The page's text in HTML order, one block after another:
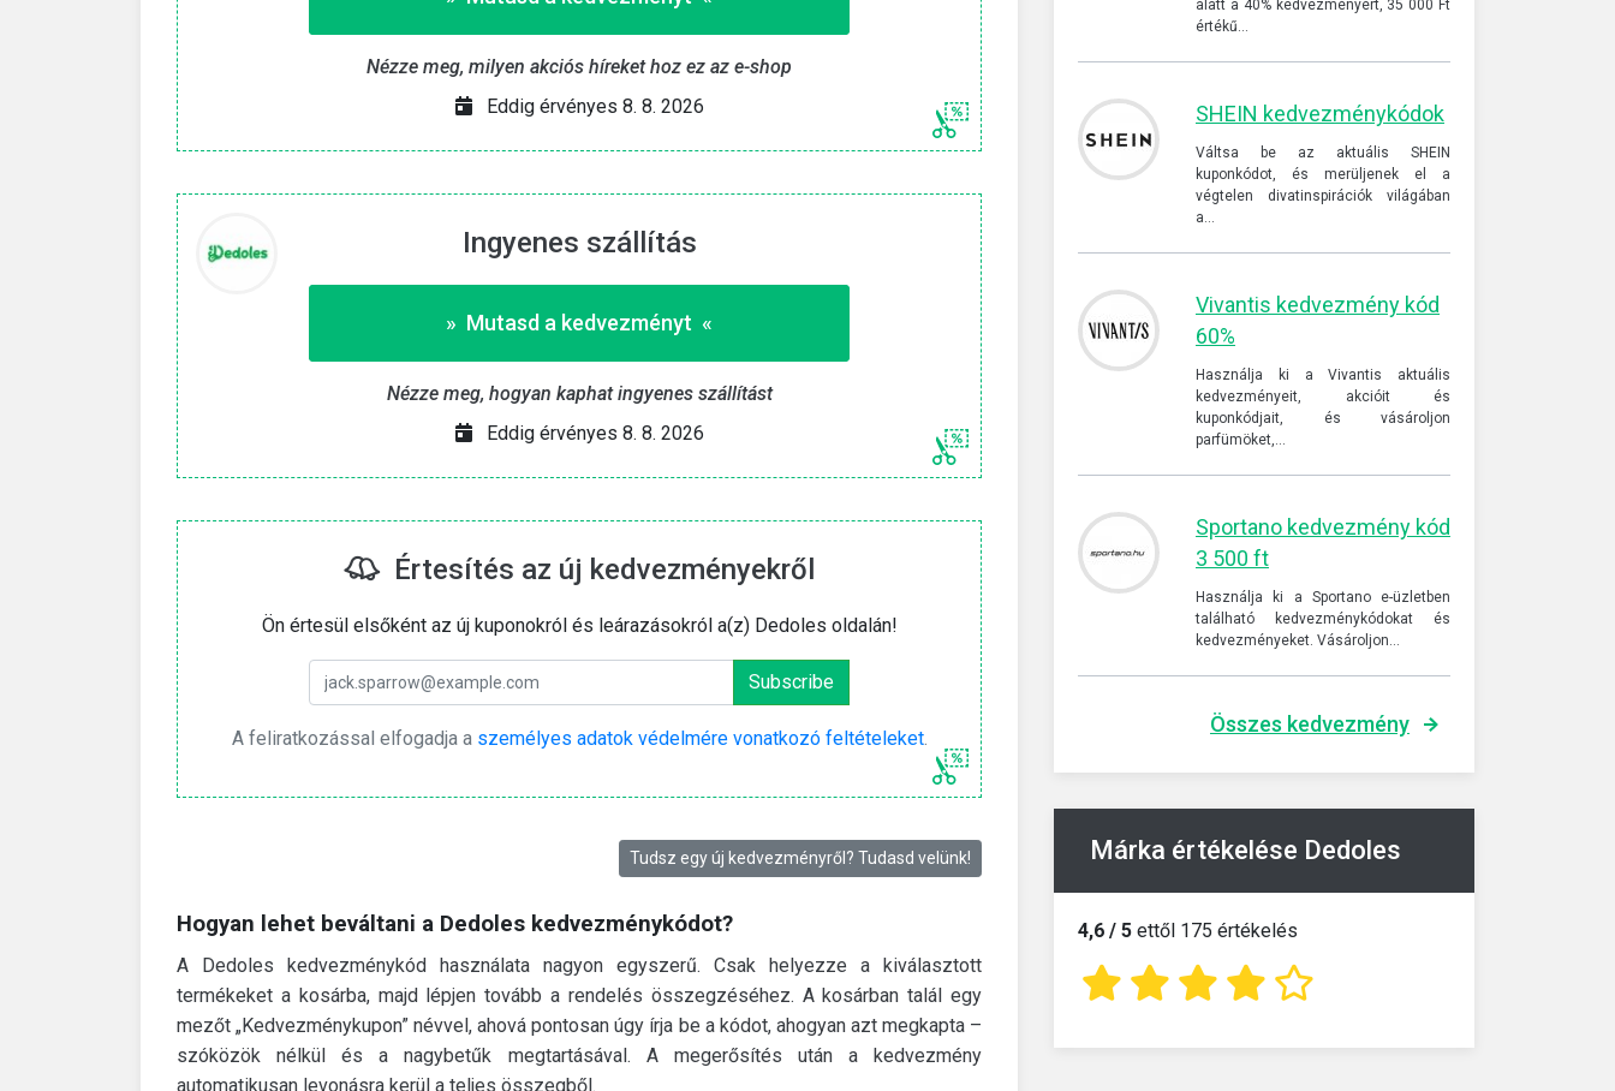
Nézze meg, milyen akciós híreket hoz ez az e-shop
Eddig érvényes 8. 8. 2026
Ingyenes szállítás
» Mutasd a kedvezményt «
Nézze meg, hogyan kaphat ingyenes szállítást
Eddig érvényes 8. 8. 2026
Értesítés az új kedvezményekről
Ön értesül elsőként az új kuponokról és leárazásokról a(z) Dedoles oldalán!
A feliratkozással elfogadja a személyes adatok védelmére vonatkozó feltételeket.
Tudsz egy új kedvezményről? Tudasd velünk!
Hogyan lehet beváltani a Dedoles kedvezménykódot?
A Dedoles kedvezménykód használata nagyon egyszerű. Csak helyezze a kiválasztott
termékeket a kosárba, majd lépjen tovább a rendelés összegzéséhez. A kosárban talál egy
mezőt „Kedvezménykupon” névvel, ahová pontosan úgy írja be a kódot, ahogyan azt megkapta –
szóközök nélkül és a nagybetűk megtartásával. A megerősítés után a kedvezmény
automatikusan levonásra kerül a teljes összegből.
alatt a 40% kedvezményért, 35 000 Ft
értékű…
SHEIN kedvezménykódok
Váltsa be az aktuális SHEIN
kuponkódot, és merüljenek el a
végtelen divatinspirációk világában
a…
Vivantis kedvezmény kód
60%
Használja ki a Vivantis aktuális
kedvezményeit, akcióit és
kuponkódjait, és vásároljon
parfümöket,…
Sportano kedvezmény kód
3 500 ft
Használja ki a Sportano e-üzletben
található kedvezménykódokat és
kedvezményeket. Vásároljon…
Összes kedvezmény
Márka értékelése Dedoles
4,6 / 5 ettől 175 értékelés